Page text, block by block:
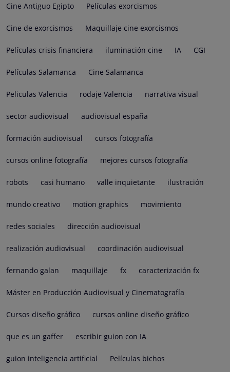
Cine Antiguo Egipto Películas exorcismos
Cine de exorcismos Maquillaje cine exorcismos
Películas crisis financiera iluminación cine IA CGI
Películas Salamanca Cine Salamanca
Peliculas Valencia rodaje Valencia narrativa visual
sector audiovisual audiovisual españa
formación audiovisual cursos fotografía
cursos online fotografía mejores cursos fotografía
robots casi humano valle inquietante ilustración
mundo creativo motion graphics movimiento
redes sociales dirección audiovisual
realización audiovisual coordinación audiovisual
fernando galan maquillaje fx caracterización fx
Máster en Producción Audiovisual y Cinematografía
Cursos diseño gráfico cursos online diseño gráfico
que es un gaffer escribir guion con IA
guion inteligencia artificial Películas bichos